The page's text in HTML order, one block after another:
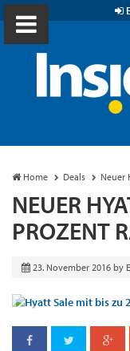
Home Deals Neuer
NEUER
PROZENT
23. November 2016 by